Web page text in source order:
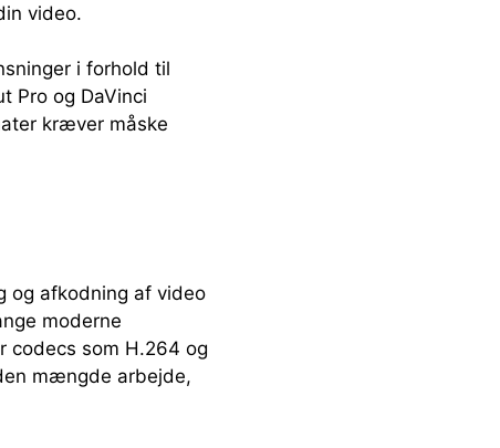
video.
i forhold til
Pro og DaVinci
kræver måske
og afkodning af video
moderne
codecs som H.264 og
mængde arbejde,